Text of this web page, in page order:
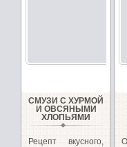
СМУЗИ С ХУРМОЙ
И ОВСЯНЫМИ
ХЛОПЬЯМИ
Рецепт вкусного,